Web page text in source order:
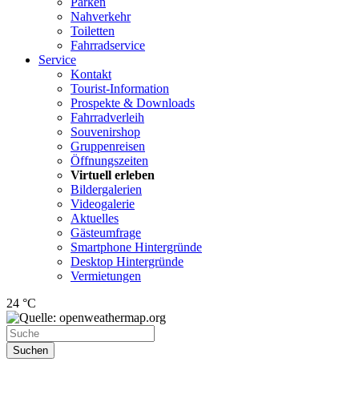
Nahverkehr
Toiletten
Fahrradservice
Service
Kontakt
Tourist-Information
Prospekte & Downloads
Fahrradverleih
Souvenirshop
Gruppenreisen
Öffnungszeiten
Virtuell erleben
Bildergalerien
Videogalerie
Aktuelles
Gästeumfrage
Smartphone Hintergründe
Desktop Hintergründe
Vermietungen
24 °C
Suchen